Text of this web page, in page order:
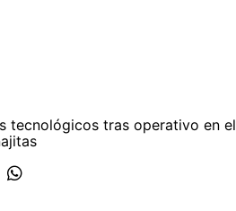
tecnológicos tras operativo en el